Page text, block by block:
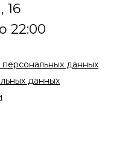
16
22:00
данных
данных
на нём